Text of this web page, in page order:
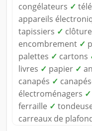
congélateurs ✓
appareils
tapissiers ✓
encombrement ✓
palettes ✓ cartons
livres ✓ papier ✓
canapés ✓
électroménagers ✓
ferraille ✓
carreaux de